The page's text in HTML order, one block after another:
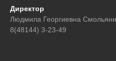
Директор
Людмила Георгиевна
8(48144) 3-23-49